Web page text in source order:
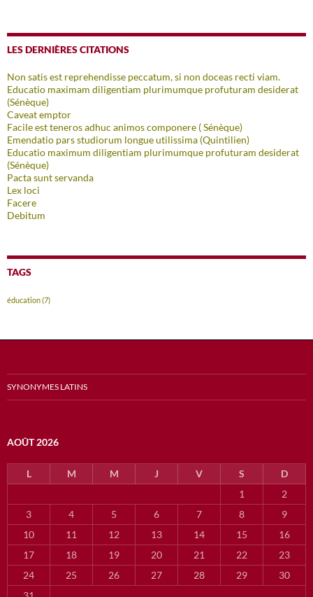
LES DERNIÈRES CITATIONS
Non satis est reprehendisse peccatum, si non doceas recti viam.
Educatio maximam diligentiam plurimumque profuturam desiderat
(Sénèque)
Caveat emptor
Facile est teneros adhuc animos componere ( Sénèque)
Emendatio pars studiorum longue utilissima (Quintilien)
Educatio maximum diligentiam plurimumque profuturam desiderat
(Sénèque)
Pacta sunt servanda
Lex loci
Facere
Debitum
TAGS
éducation(7)
SYNONYMES LATINS
AOÛT 2026
L M M J V S
D
1
2
3
4 5 6 7 8
9
10
11 12 13 14 15
16
17
18 19 20 21 22
23
24
25 26 27 28 29
30